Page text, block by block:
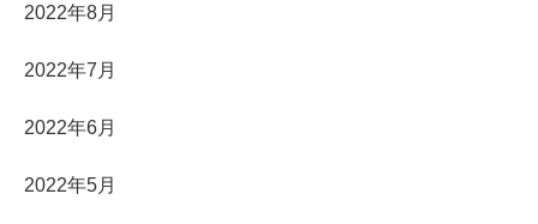
2022年8月
2022年7月
2022年6月
2022年5月